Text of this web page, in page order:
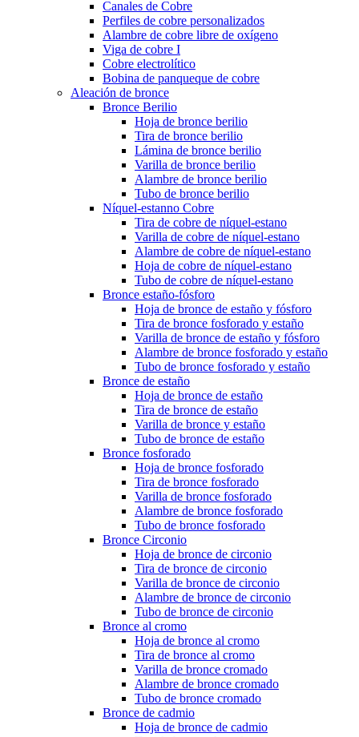
Canales de Cobre
Perfiles de cobre personalizados
Alambre de cobre libre de oxígeno
Viga de cobre I
Cobre electrolítico
Bobina de panqueque de cobre
Aleación de bronce
Bronce Berilio
Hoja de bronce berilio
Tira de bronce berilio
Lámina de bronce berilio
Varilla de bronce berilio
Alambre de bronce berilio
Tubo de bronce berilio
Níquel-estanno Cobre
Tira de cobre de níquel-estano
Varilla de cobre de níquel-estano
Alambre de cobre de níquel-estano
Hoja de cobre de níquel-estano
Tubo de cobre de níquel-estano
Bronce estaño-fósforo
Hoja de bronce de estaño y fósforo
Tira de bronce fosforado y estaño
Varilla de bronce de estaño y fósforo
Alambre de bronce fosforado y estaño
Tubo de bronce fosforado y estaño
Bronce de estaño
Hoja de bronce de estaño
Tira de bronce de estaño
Varilla de bronce y estaño
Tubo de bronce de estaño
Bronce fosforado
Hoja de bronce fosforado
Tira de bronce fosforado
Varilla de bronce fosforado
Alambre de bronce fosforado
Tubo de bronce fosforado
Bronce Circonio
Hoja de bronce de circonio
Tira de bronce de circonio
Varilla de bronce de circonio
Alambre de bronce de circonio
Tubo de bronce de circonio
Bronce al cromo
Hoja de bronce al cromo
Tira de bronce al cromo
Varilla de bronce cromado
Alambre de bronce cromado
Tubo de bronce cromado
Bronce de cadmio
Hoja de bronce de cadmio